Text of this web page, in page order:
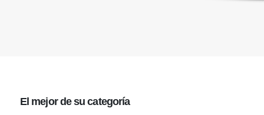
El mejorde su categoría